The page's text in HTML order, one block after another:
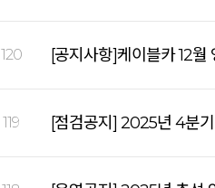
120 [공지사항]케이블카 12월
119 [점검공지] 2025년 4분